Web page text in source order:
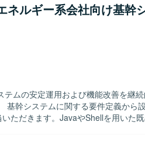
ネルギー系会社向け基幹
テムの安定運用および機能改善を継
ただきます。JavaやShellを用いた